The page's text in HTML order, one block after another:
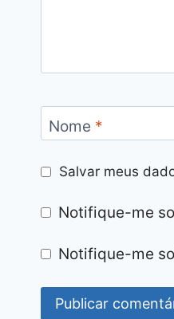
Nome *
Salvar meus
Notifique-me
Notifique-me